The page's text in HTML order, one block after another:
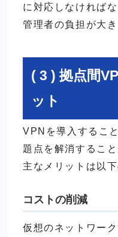
に対応しなければ
管理者の負担が大き
( 3 ) 拠点間
ット
VPNを導入するこ
題点を解消するこ
主なメリットは以
コストの削減
仮想のネットワー